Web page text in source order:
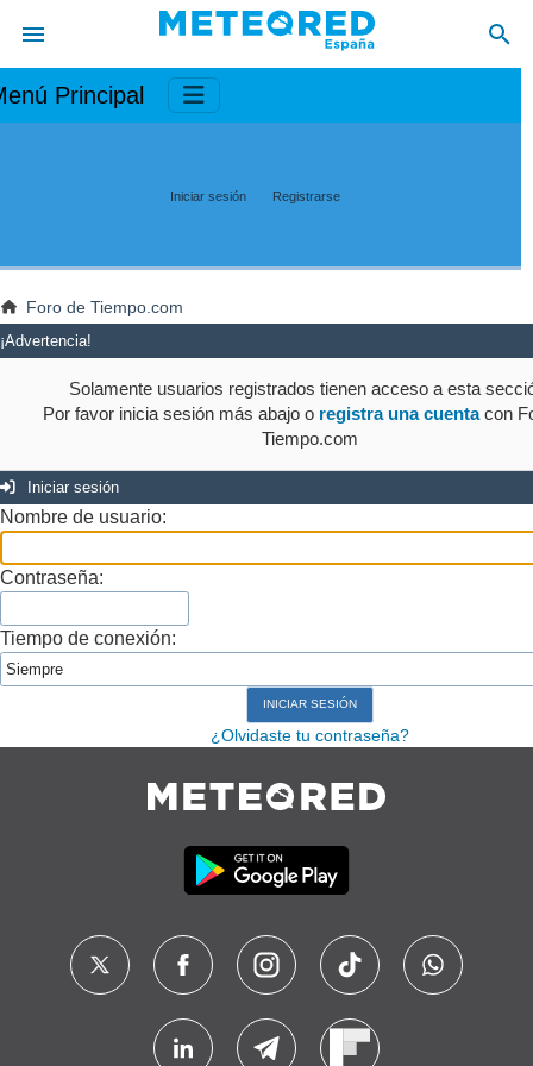
Principal
Iniciar sesión Registrarse
Foro de Tiempo.com
¡Advertencia!
Solamente usuarios registrados tienen acceso a esta
Por favor inicia sesión más abajo o registra una cuentacon
Tiempo.com
Iniciar sesión
Nombre de usuario:
Contraseña:
Tiempo de conexión:
¿Olvidaste tu contraseña?